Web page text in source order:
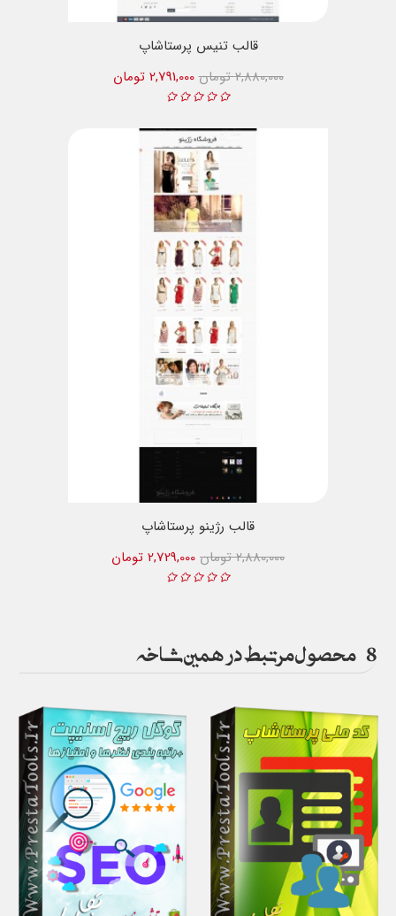
قالب تنیس پرستاشاپ
2,791,000 تومان
2,880,000 تومان
قالب رژینو پرستاشاپ
2,729,000 تومان
2,880,000 تومان
8 محصول مرتبط در همین شاخه